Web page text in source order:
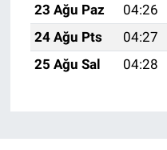
23 Ağu Paz
04:26
24 Ağu Pts
04:27
25 Ağu Sal
04:28